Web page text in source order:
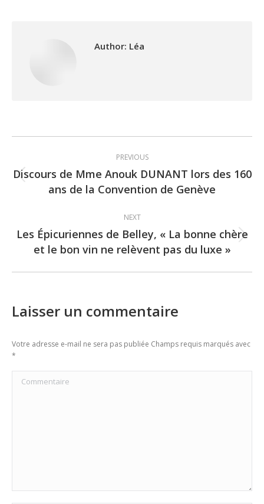
Author: Léa
navigation
PREVIOUS
Previous
post:
Discours de Mme Anouk DUNANT lors des 160
ans de la Convention de Genève
NEXT
Next
post:
Les Épicuriennes de Belley, « La bonne chère
et le bon vin ne relèvent pas du luxe »
Laisser un commentaire
Votre adresse e-mail ne sera pas publiée Champs requis marqués avec
*
Commentaire